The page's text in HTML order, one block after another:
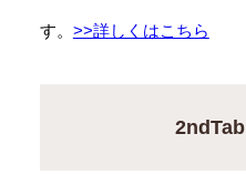
す。 >>詳しくはこちら